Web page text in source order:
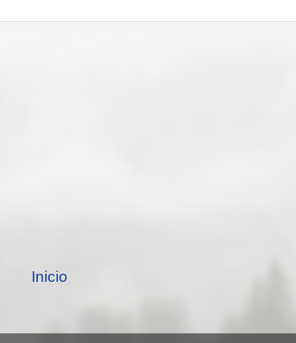
Inicio